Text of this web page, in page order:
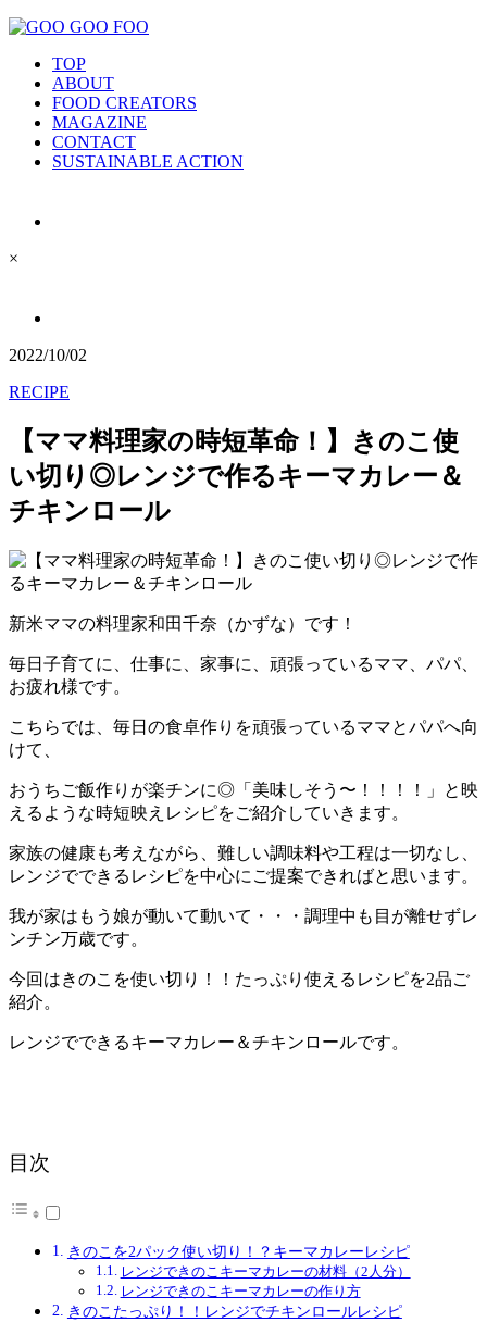
TOP
ABOUT
FOOD CREATORS
MAGAZINE
CONTACT
SUSTAINABLE ACTION
×
2022/10/02
RECIPE
【ママ料理家の時短革命！】きのこ使
い切り◎レンジで作るキーマカレー＆
チキンロール
新米ママの料理家和田千奈（かずな）です！
毎日子育てに、仕事に、家事に、頑張っているママ、パパ、
お疲れ様です。
こちらでは、毎日の食卓作りを頑張っているママとパパへ向
けて、
おうちご飯作りが楽チンに◎「美味しそう〜！！！！」と映
えるような時短映えレシピをご紹介していきます。
家族の健康も考えながら、難しい調味料や工程は一切なし、
レンジでできるレシピを中心にご提案できればと思います。
我が家はもう娘が動いて動いて・・・調理中も目が離せずレ
ンチン万歳です。
今回はきのこを使い切り！！たっぷり使えるレシピを2品ご
紹介。
レンジでできるキーマカレー＆チキンロールです。
目次
きのこを2パック使い切り！？キーマカレーレシピ
レンジできのこキーマカレーの材料（2人分）
レンジできのこキーマカレーの作り方
きのこたっぷり！！レンジでチキンロールレシピ